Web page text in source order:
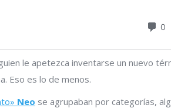
le apetezca inventarse un nuevo
Eso es lo de menos.
Neo se agrupaban por categorías,